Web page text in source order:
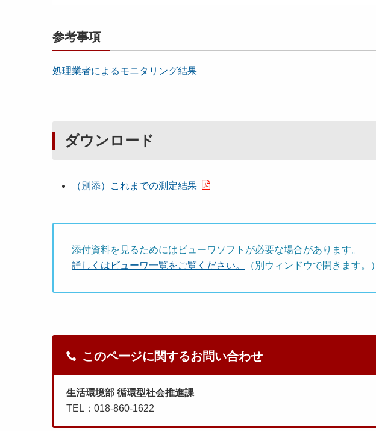
参考事項
処理業者によるモニタリング結果
ダウンロード
（別添）これまでの測定結果
添付資料を見るためにはビューワソフトが必要な場合があります。
詳しくはビューワ一覧をご覧ください。
（別ウィンドウで開きます。）
このページに関するお問い合わせ
生活環境部 循環型社会推進課
TEL：018-860-1622